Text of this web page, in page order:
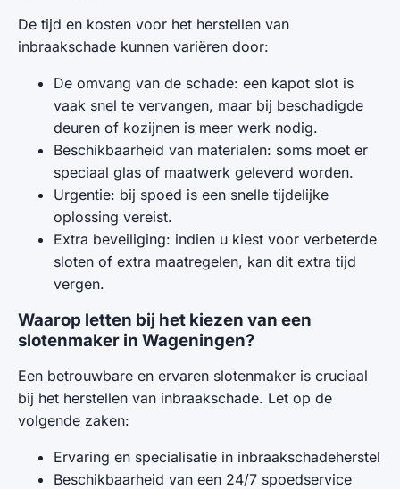
De tijd en kosten voor het herstellen van
inbraakschade kunnen variëren door:
De omvang van de schade: een kapot slot is
vaak snel te vervangen, maar bij beschadigde
deuren of kozijnen is meer werk nodig.
Beschikbaarheid van materialen: soms moet er
speciaal glas of maatwerk geleverd worden.
Urgentie: bij spoed is een snelle tijdelijke
oplossing vereist.
Extra beveiliging: indien u kiest voor verbeterde
sloten of extra maatregelen, kan dit extra tijd
vergen.
Waarop letten bij het kiezen van een
slotenmaker in Wageningen?
Een betrouwbare en ervaren slotenmaker is cruciaal
bij het herstellen van inbraakschade. Let op de
volgende zaken:
Ervaring en specialisatie in inbraakschadeherstel
Beschikbaarheid van een 24/7 spoedservice